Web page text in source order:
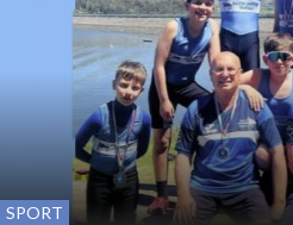
SPORT